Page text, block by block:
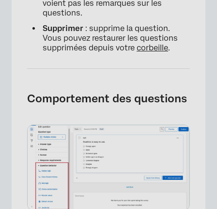
×
voient pas les remarques sur les
questions.
Supprimer : supprime la question.
Vous pouvez restaurer les questions
supprimées depuis votre corbeille.
Comportement des questions